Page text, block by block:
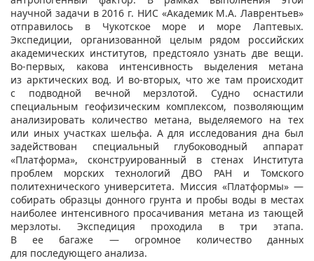
научной задачи в 2016 г. НИС «Академик М.А. Лаврентьев»
отправилось в Чукотское море и море Лаптевых.
Экспедиции, организованной целым рядом российских
академических институтов, предстояло узнать две вещи.
Во‑первых, какова интенсивность выделения метана
из арктических вод. И во-вторых, что же там происходит
с подводной вечной мерзлотой. Судно оснастили
специальным геофизическим комплексом, позволяющим
анализировать количество метана, выделяемого на тех
или иных участках шельфа. А для исследования дна был
задействован специальный глубоководный аппарат
«Платформа», сконструированный в стенах Института
проблем морских технологий ДВО РАН и Томского
политехнического университета. Миссия «Платформы» —
собирать образцы донного грунта и пробы воды в местах
наиболее интенсивного просачивания метана из тающей
мерзлоты. Экспедиция проходила в три этапа.
В ее багаже — огромное количество данных
для последующего анализа.